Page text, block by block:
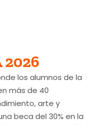
2026
los alumnos de la
más de 40
arte y
beca del 30% en la